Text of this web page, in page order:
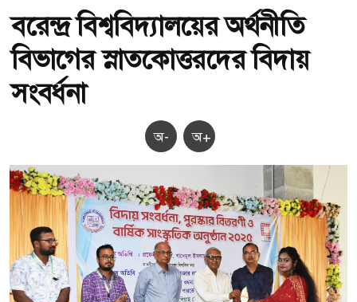
বরেন্দ্র বিশ্ববিদ্যালয়ের অর্থনীতি
বিভাগের স্নাতকোত্তরদের বিদায়
সংবর্ধনা
অ- অ+